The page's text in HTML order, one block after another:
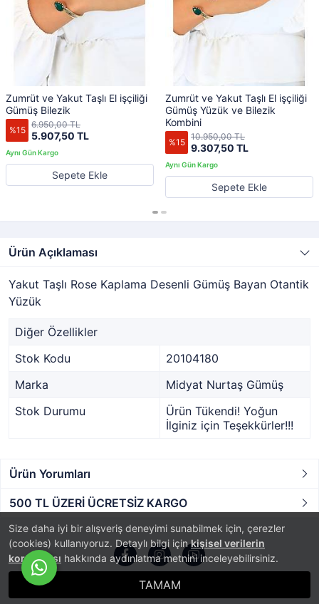
Size daha iyi bir alışveriş deneyimi sunabilmek için, çerezler
(cookies) kullanıyoruz. Detaylı bilgi içinkişisel verilerin
korunması hakkında aydınlatma metnini inceleyebilirsiniz.
TAMAM
Zumrüt ve Yakut Taşlı El işçiliği
Gümüş Bilezik
%15 5.907,50 TL
6.950,00 TL
Sepete Ekle
Zumrüt ve Yakut Taşlı El işçiliği
Gümüş Yüzük ve Bilezik
Kombini
%15 9.307,50 TL
10.950,00 TL
Sepete Ekle
Ürün Açıklaması
Yakut Taşlı Rose Kaplama Desenli Gümüş Bayan Otantik
Yüzük
Diğer Özellikler
Stok Kodu
20104180
Marka
Midyat Nurtaş Gümüş
Stok Durumu
Ürün Tükendi! Yoğun
İlginiz için Teşekkürler!!!
Ürün Yorumları
500 TL ÜZERİ ÜCRETSİZ KARGO
E-Ticaret Sistemi